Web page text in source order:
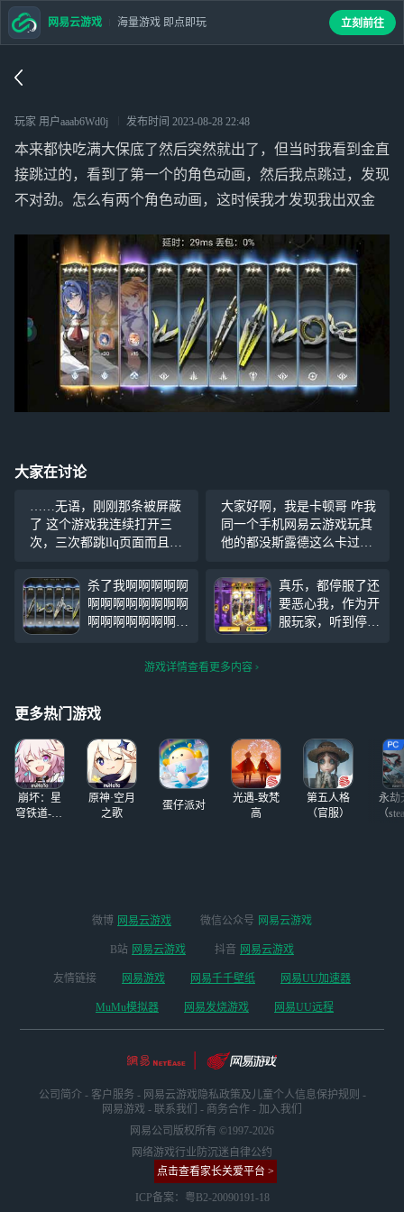
玩家 用户aaab6Wd0j 发布时间 2023-08-28 22:48
本来都快吃满大保底了然后突然就出了，但当时我看到金直
接跳过的，看到了第一个的角色动画，然后我点跳过，发现
不对劲。怎么有两个角色动画，这时候我才发现我出双金
大家在讨论
……无语，刚刚那条被屏蔽
了 这个游戏我连续打开三
次，三次都跳llq页面而且还
是必须下载才能云玩呗？
大家好啊，我是卡顿哥 咋我
同一个手机网易云游戏玩其
他的都没斯露德这么卡过，
色优化啊
杀了我啊啊啊啊啊
啊啊啊啊啊啊啊啊
啊啊啊啊啊啊啊啊
哈哈哈哈哈哈哈哈
啊啊啊啊啊啊啊啊
啊啊啊啊啊啊啊啊
啊啊啊啊啊啊啊啊
啊啊啊啊啊啊啊啊
啊啊啊啊
真乐，都停服了还
要恶心我，作为开
服玩家，听到停服
的问题，看看我在
隔壁抽的）
游戏详情查看更多内容
更多热门游戏
崩坏：星
穹铁道-4.4
原神·空月
之歌
蛋仔派对
光遇-致梵
高
第五人格
（官服）
永劫
（
网易云游戏 海量游戏 即点即玩 立刻前往
微博 网易云游戏 微信公众号 网易云游戏
B站 网易云游戏 抖音 网易云游戏
友情链接 网易游戏 网易千千壁纸 网易UU加速器
MuMu模拟器 网易发烧游戏 网易UU远程
公司简介 - 客户服务 - 网易云游戏隐私政策及儿童个人信息保护规则 -
网易游戏 - 联系我们 - 商务合作 - 加入我们
网易公司版权所有 ©1997-2026
网络游戏行业防沉迷自律公约
点击查看家长关爱平台 >
ICP备案：粤B2-20090191-18